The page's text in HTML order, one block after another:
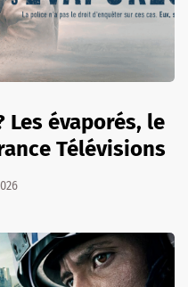
Les évaporés, le
Télévisions